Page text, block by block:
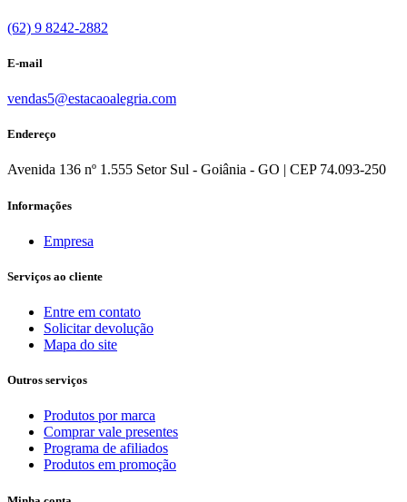
(62) 9 8242-2882
E-mail
vendas5@estacaoalegria.com
Endereço
Avenida 136 nº 1.555 Setor Sul - Goiânia - GO | CEP 74.093-250
Informações
Empresa
Serviços ao cliente
Entre em contato
Solicitar devolução
Mapa do site
Outros serviços
Produtos por marca
Comprar vale presentes
Programa de afiliados
Produtos em promoção